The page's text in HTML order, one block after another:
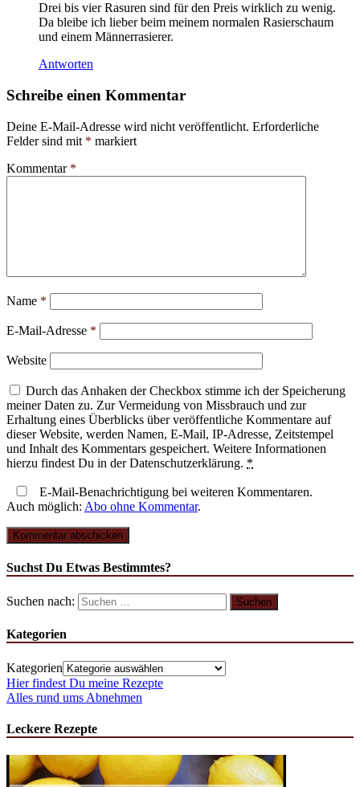
Drei bis vier Rasuren sind für den Preis wirklich zu wenig.
Da bleibe ich lieber beim meinem normalen Rasierschaum
und einem Männerrasierer.
Antworten
Schreibe einen Kommentar
Deine E-Mail-Adresse wird nicht veröffentlicht. Erforderliche
Felder sind mit * markiert
Kommentar *
Name *
E-Mail-Adresse *
Website
Durch das Anhaken der Checkbox stimme ich der Speicherung
meiner Daten zu. Zur Vermeidung von Missbrauch und zur
Erhaltung eines Überblicks über veröffentliche Kommentare auf
dieser Website, werden Namen, E-Mail, IP-Adresse, Zeitstempel
und Inhalt des Kommentars gespeichert. Weitere Informationen
hierzu findest Du in der Datenschutzerklärung. *
E-Mail-Benachrichtigung bei weiteren Kommentaren.
Auch möglich: Abo ohne Kommentar.
Suchst Du Etwas Bestimmtes?
Suchen nach:
Kategorien
Kategorien
Hier findest Du meine Rezepte
Alles rund ums Abnehmen
Leckere Rezepte